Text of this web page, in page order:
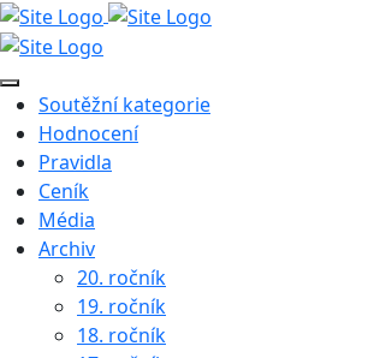
Soutěžní kategorie
Hodnocení
Pravidla
Ceník
Média
Archiv
20. ročník
19. ročník
18. ročník